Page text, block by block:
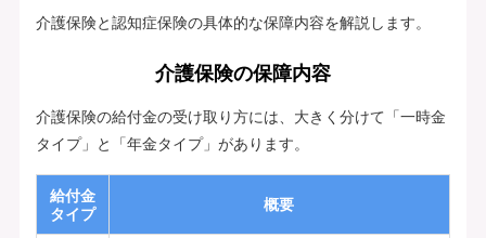
介護保険と認知症保険の具体的な保障内容を解説します。
介護保険の保障内容
介護保険の給付金の受け取り方には、大きく分けて「一時金
タイプ」と「年金タイプ」があります。
給付金
タイプ
概要